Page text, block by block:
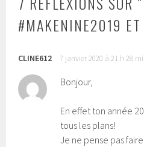
#MAKENINE2019
CLINE612 7 janvier 2020 à 21 h 28
Bonjour,
En effet ton année
tous les plans!
Je ne pense pas